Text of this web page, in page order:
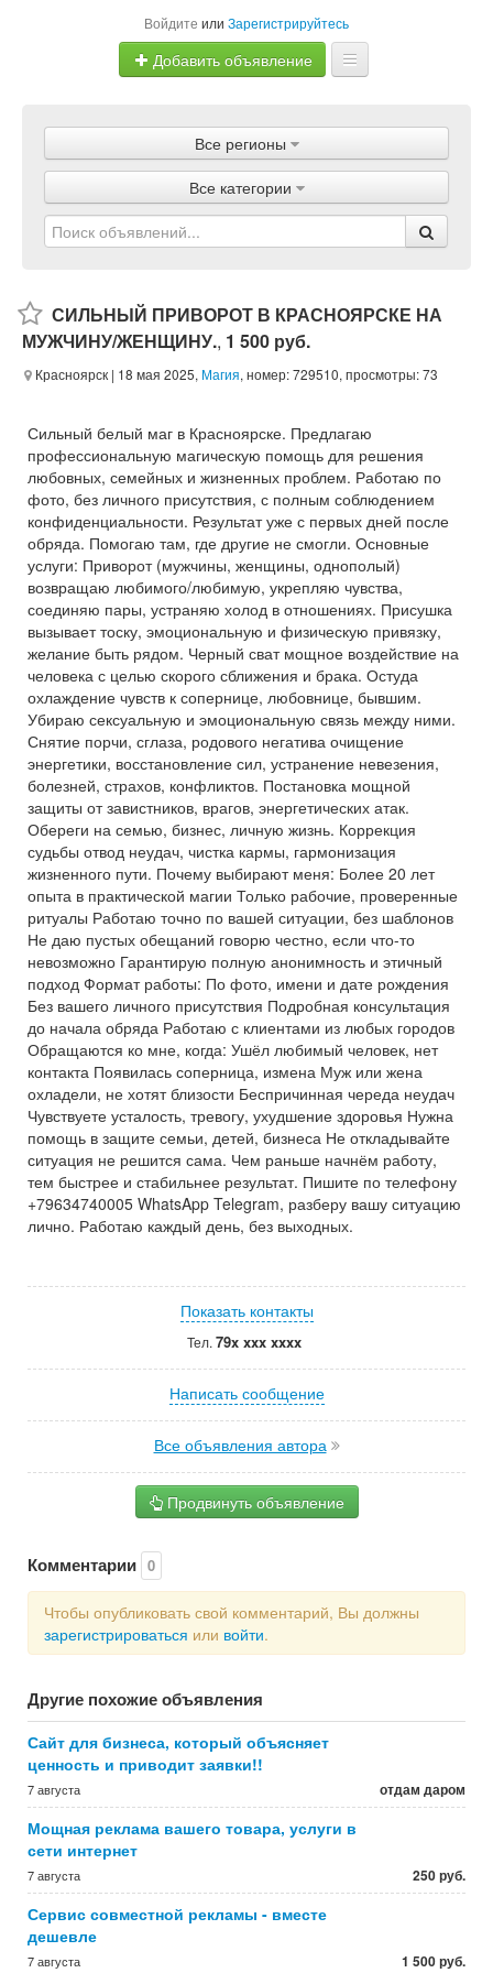
Войдите или Зарегистрируйтесь
Добавить объявление
Объявления
Магазины
Услуги
Все регионы
Все категории
СИЛЬНЫЙ ПРИВОРОТ В КРАСНОЯРСКЕ НА
МУЖЧИНУ/ЖЕНЩИНУ., 1 500 руб.
Красноярск | 18 мая 2025, Магия, номер: 729510, просмотры: 73
Сильный белый маг в Красноярске. Предлагаю
профессиональную магическую помощь для решения
любовных, семейных и жизненных проблем. Работаю по
фото, без личного присутствия, с полным соблюдением
конфиденциальности. Результат уже с первых дней после
обряда. Помогаю там, где другие не смогли. Основные
услуги: Приворот (мужчины, женщины, однополый)
возвращаю любимого/любимую, укрепляю чувства,
соединяю пары, устраняю холод в отношениях. Присушка
вызывает тоску, эмоциональную и физическую привязку,
желание быть рядом. Черный сват мощное воздействие на
человека с целью скорого сближения и брака. Остуда
охлаждение чувств к сопернице, любовнице, бывшим.
Убираю сексуальную и эмоциональную связь между ними.
Снятие порчи, сглаза, родового негатива очищение
энергетики, восстановление сил, устранение невезения,
болезней, страхов, конфликтов. Постановка мощной
защиты от завистников, врагов, энергетических атак.
Обереги на семью, бизнес, личную жизнь. Коррекция
судьбы отвод неудач, чистка кармы, гармонизация
жизненного пути. Почему выбирают меня: Более 20 лет
опыта в практической магии Только рабочие, проверенные
ритуалы Работаю точно по вашей ситуации, без шаблонов
Не даю пустых обещаний говорю честно, если что-то
невозможно Гарантирую полную анонимность и этичный
подход Формат работы: По фото, имени и дате рождения
Без вашего личного присутствия Подробная консультация
до начала обряда Работаю с клиентами из любых городов
Обращаются ко мне, когда: Ушёл любимый человек, нет
контакта Появилась соперница, измена Муж или жена
охладели, не хотят близости Беспричинная череда неудач
Чувствуете усталость, тревогу, ухудшение здоровья Нужна
помощь в защите семьи, детей, бизнеса Не откладывайте
ситуация не решится сама. Чем раньше начнём работу,
тем быстрее и стабильнее результат. Пишите по телефону
+79634740005 WhatsApp Telegram, разберу вашу ситуацию
лично. Работаю каждый день, без выходных.
Показать контакты
Тел. 79x xxx xxxx
Написать сообщение
Все объявления автора
Продвинуть объявление
Комментарии 0
Чтобы опубликовать свой комментарий, Вы должны
зарегистрироваться или войти.
Другие похожие объявления
Сайт для бизнеса, который объясняет
ценность и приводит заявки!!
7 августа отдам даром
Мощная реклама вашего товара, услуги в
сети интернет
7 августа 250 руб.
Сервис совместной рекламы - вместе
дешевле
7 августа 1 500 руб.